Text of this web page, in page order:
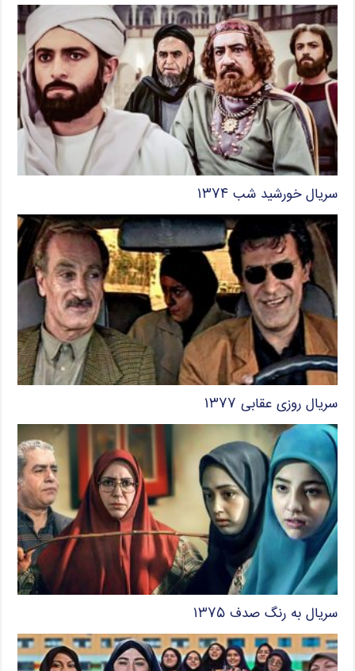
سریال خورشید شب ۱۳۷۴
سریال روزی عقابی ۱۳۷۷
سریال به رنگ صدف ۱۳۷۵